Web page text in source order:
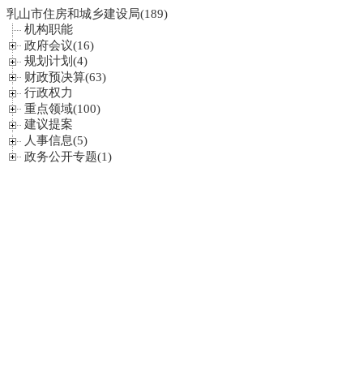
乳山市住房和城乡建设局(189)
机构职能
政府会议(16)
规划计划(4)
财政预决算(63)
行政权力
重点领域(100)
建议提案
人事信息(5)
政务公开专题(1)